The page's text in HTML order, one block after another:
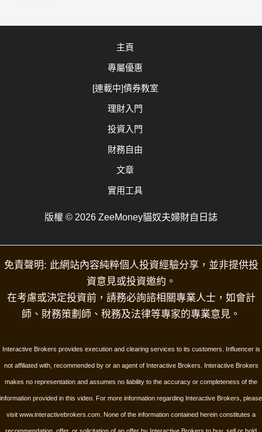
主頁
專屬優惠
[連載中]債券教室
理財入門
投資入門
財務自由
文章
實用工具
版權 © 2026 ZeeMoney貓奴夫婦財自日誌
免責聲明: 此網站內容純粹個人投資經驗分享，並非提供投
資意見或投資邀約。
在考慮或決定投資前，請務必詢諮相關專業人士，如會計
師、財務策劃師、稅務及法律等專家的專業意見。
Interactive Brokers provides execution and clearing services to its customers. Influencer is
not affiliated with, recommended by or an agent of Interactive Brokers. Interactive Brokers
makes no representation and assumes no liability to the accuracy or completeness of the
information provided in this video. For more information regarding Interactive Brokers, please
visit www.interactivebrokers.com. None of the information contained herein constitutes a